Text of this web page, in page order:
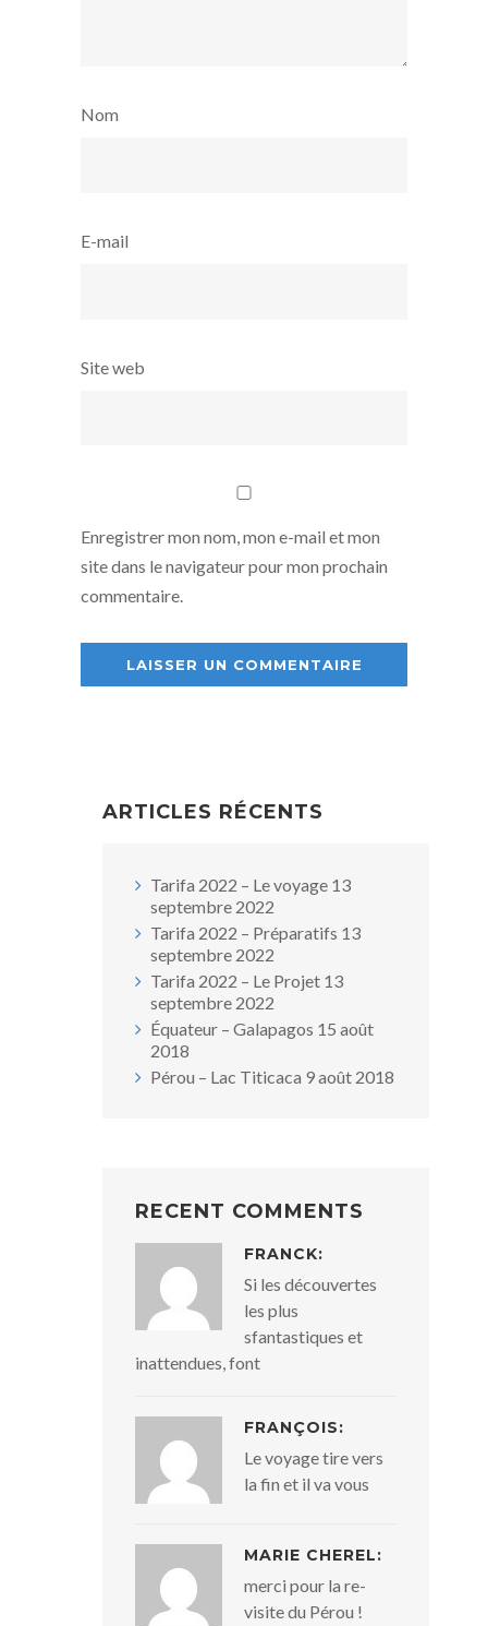
Nom
E-mail
Site web
Enregistrer mon nom, mon e-mail et mon
site dans le navigateur pour mon prochain
commentaire.
ARTICLES RÉCENTS
Tarifa 2022 – Le voyage 13
septembre 2022
Tarifa 2022 – Préparatifs 13
septembre 2022
Tarifa 2022 – Le Projet 13
septembre 2022
Équateur – Galapagos 15 août
2018
Pérou – Lac Titicaca 9 août 2018
RECENT COMMENTS
FRANCK:
Si les découvertes
les plus
sfantastiques et
inattendues, font
FRANÇOIS:
Le voyage tire vers
la fin et il va vous
MARIE CHEREL:
merci pour la re-
visite du Pérou !